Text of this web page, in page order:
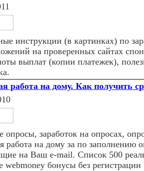
инструкции (в картинках) по
на проверенных сайтах
выплат (копии платежек),
работа на дому. Как получить
опросы, заработок на опросах,
работа на дому за по заполнению
на Ваш e-mail. Список 500
webmoney бонусы без регистрации